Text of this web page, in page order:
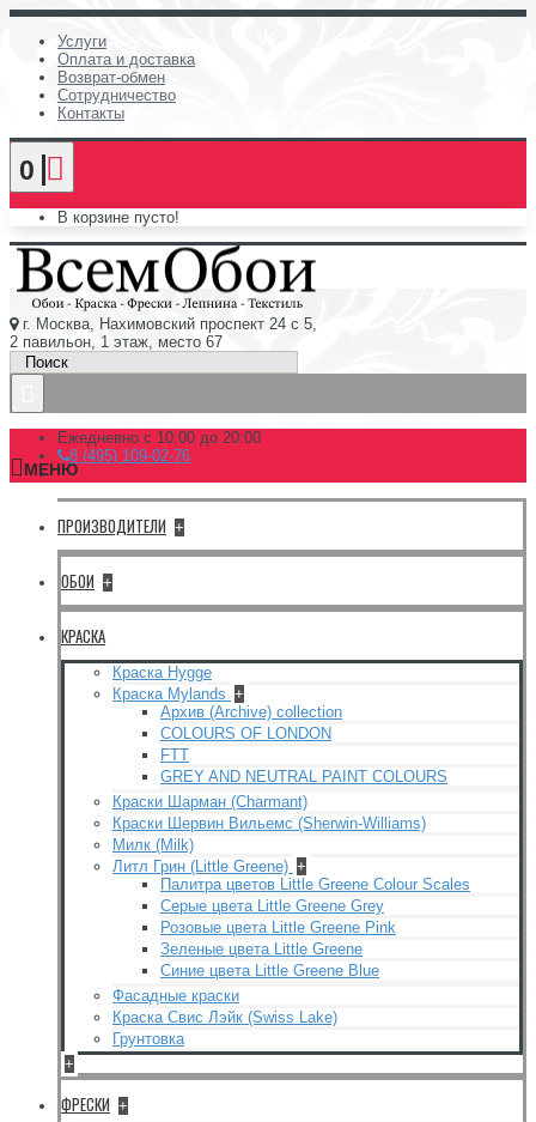
Услуги
Оплата и доставка
Возврат-обмен
Сотрудничество
Контакты
0
В корзине пусто!
г. Москва, Нахимовский проспект 24 с 5,
2 павильон, 1 этаж, место 67
Ежедневно с 10:00 до 20:00
8 (495) 109-02-76
МЕНЮ
ПРОИЗВОДИТЕЛИ +
ОБОИ +
КРАСКА
Краска Hygge
Краска Mylands +
Архив (Archive) collection
COLOURS OF LONDON
FTT
GREY AND NEUTRAL PAINT COLOURS
Краски Шарман (Charmant)
Краски Шервин Вильемс (Sherwin-Williams)
Милк (Milk)
Литл Грин (Little Greene) +
Палитра цветов Little Greene Colour Scales
Серые цвета Little Greene Grey
Розовые цвета Little Greene Pink
Зеленые цвета Little Greene
Синие цвета Little Greene Blue
Фасадные краски
Краска Свис Лэйк (Swiss Lake)
Грунтовка
+
ФРЕСКИ +